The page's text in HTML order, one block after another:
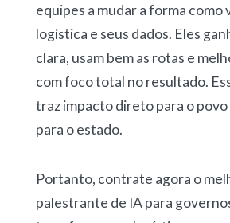
equipes a mudar a forma como
logística e seus dados. Eles
clara, usam bem as rotas e
com foco total no resultado.
traz impacto direto para o
para o estado.
Portanto, contrate agora o
palestrante de IA para